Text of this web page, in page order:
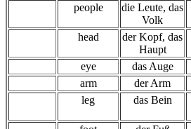
people
die Leute, das
Volk
head
der Kopf, das
Haupt
eye das Auge
arm
der Arm
leg
das Bein